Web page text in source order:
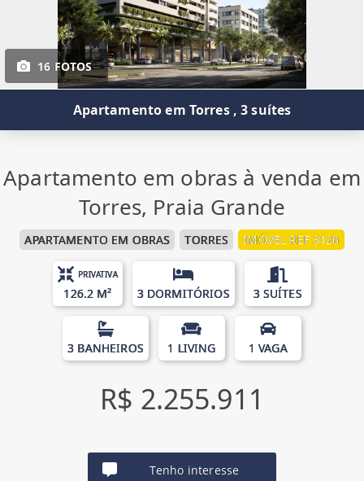
16 FOTOS
Apartamento em Torres , 3 suítes
Apartamento em obras à venda em
Torres, Praia Grande
APARTAMENTO EM OBRAS TORRES IMÓVEL REF 3126
PRIVATIVA
126.2 M² 3 DORMITÓRIOS 3 SUÍTES
3 BANHEIROS 1 LIVING 1 VAGA
R$ 2.255.911
Tenho interesse